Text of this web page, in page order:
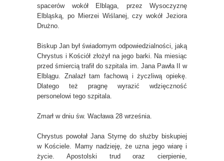
spacerów wokół Elbląga, przez Wysoczyznę
Elbląską, po Mierzei Wiślanej, czy wokół Jeziora
Drużno.
Biskup Jan był świadomym odpowiedzialności, jaką
Chrystus i Kościół złożył na jego barki. Na miesiąc
przed śmiercią trafił do szpitala im. Jana Pawła II w
Elblągu. Znalazł tam fachową i życzliwą opiekę.
Dlatego też pragnę wyrazić wdzięczność
personelowi tego szpitala.
Zmarł w dniu św. Wacława 28 września.
Chrystus powołał Jana Styrnę do służby biskupiej
w Kościele. Mamy nadzieję, że uzna jego wiarę i
życie. Apostolski trud oraz cierpienie,